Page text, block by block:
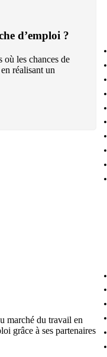
d’emploi ?
les chances de
réalisant un
marché du travail en
grâce à ses partenaires